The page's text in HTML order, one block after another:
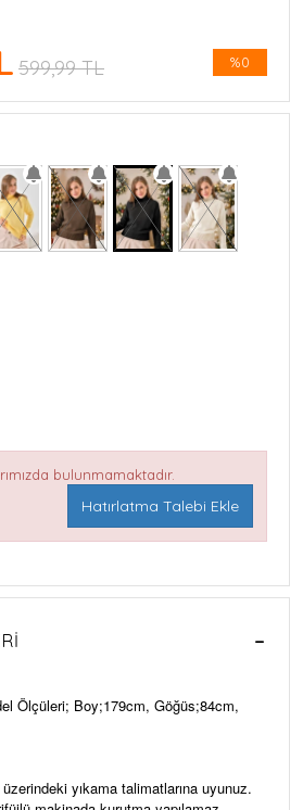
%0
599,99 TL
bulunmamaktadır.
Hatırlatma Talebi Ekle
Ölçüleri; Boy;179cm, Göğüs;84cm,
yıkama talimatlarına uyunuz.